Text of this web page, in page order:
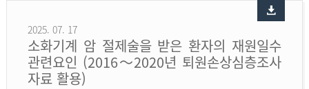
2025. 07. 17
소화기계 암 절제술을 받은 환자의 재원일수
관련요인 (2016～2020년 퇴원손상심층조사
자료 활용)